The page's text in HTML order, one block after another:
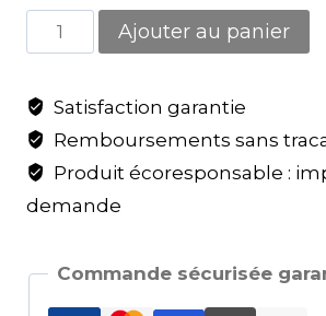
Ajouter au panier
Satisfaction garantie
Remboursements sans
Produit écoresponsable :
demande
Commande sécurisée